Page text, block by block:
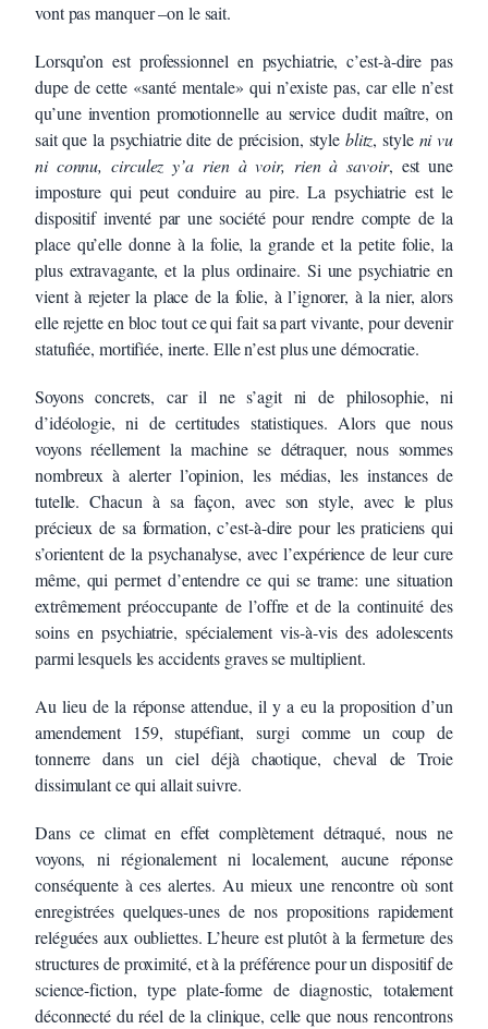
vont pas manquer –on le sait.
Lorsqu’on est professionnel en psychiatrie, c’est-à-dire pas
dupe de cette «santé mentale» qui n’existe pas, car elle n’est
qu’une invention promotionnelle au service dudit maître, on
sait que la psychiatrie dite de précision, style blitz, style ni vu
ni connu, circulez y’a rien à voir, rien à savoir, est une
imposture qui peut conduire au pire. La psychiatrie est le
dispositif inventé par une société pour rendre compte de la
place qu’elle donne à la folie, la grande et la petite folie, la
plus extravagante, et la plus ordinaire. Si une psychiatrie en
vient à rejeter la place de la folie, à l’ignorer, à la nier, alors
elle rejette en bloc tout ce qui fait sa part vivante, pour devenir
statufiée, mortifiée, inerte. Elle n’est plus une démocratie.
Soyons concrets, car il ne s’agit ni de philosophie, ni
d’idéologie, ni de certitudes statistiques. Alors que nous
voyons réellement la machine se détraquer, nous sommes
nombreux à alerter l’opinion, les médias, les instances de
tutelle. Chacun à sa façon, avec son style, avec le plus
précieux de sa formation, c’est-à-dire pour les praticiens qui
s’orientent de la psychanalyse, avec l’expérience de leur cure
même, qui permet d’entendre ce qui se trame: une situation
extrêmement préoccupante de l’offre et de la continuité des
soins en psychiatrie, spécialement vis-à-vis des adolescents
parmi lesquels les accidents graves se multiplient.
Au lieu de la réponse attendue, il y a eu la proposition d’un
amendement 159, stupéfiant, surgi comme un coup de
tonnerre dans un ciel déjà chaotique, cheval de Troie
dissimulant ce qui allait suivre.
Dans ce climat en effet complètement détraqué, nous ne
voyons, ni régionalement ni localement, aucune réponse
conséquente à ces alertes. Au mieux une rencontre où sont
enregistrées quelques-unes de nos propositions rapidement
reléguées aux oubliettes. L’heure est plutôt à la fermeture des
structures de proximité, et à la préférence pour un dispositif de
science-fiction, type plate-forme de diagnostic, totalement
déconnecté du réel de la clinique, celle que nous rencontrons